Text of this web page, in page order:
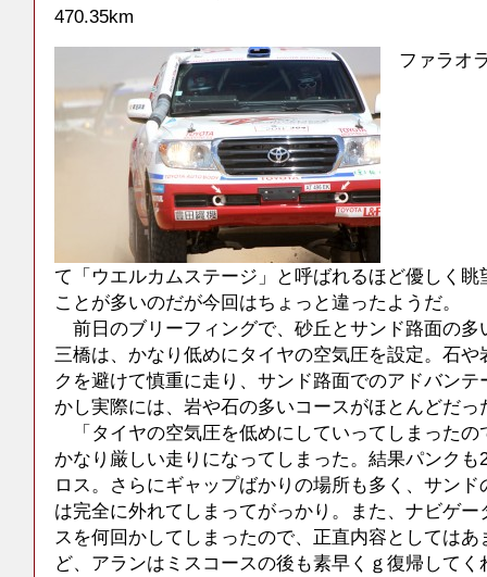
470.35km
ファラオ
て「ウエルカムステージ」と呼ばれるほど優しく
ことが多いのだが今回はちょっと違ったようだ。
前日のブリーフィングで、砂丘とサンド路面の多
三橋は、かなり低めにタイヤの空気圧を設定。石
クを避けて慎重に走り、サンド路面でのアドバン
かし実際には、岩や石の多いコースがほとんどだっ
「タイヤの空気圧を低めにしていってしまったの
かなり厳しい走りになってしまった。結果パンク
ロス。さらにギャップばかりの場所も多く、サン
は完全に外れてしまってがっかり。また、ナビゲ
スを何回かしてしまったので、正直内容としては
ど、アランはミスコースの後も素早くｇ復帰して